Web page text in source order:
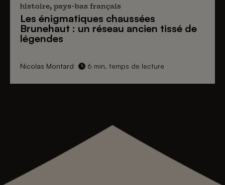
histoire, pays-bas français
Les énigmatiques chaussées
Brunehaut : un réseau ancien tissé de
légendes
Nicolas Montard 6 min. temps de lecture